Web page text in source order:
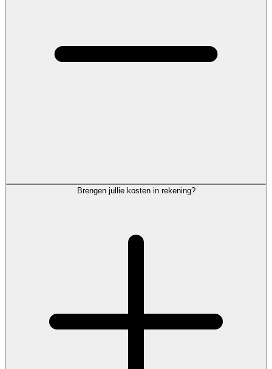
Brengen jullie kosten in rekening?